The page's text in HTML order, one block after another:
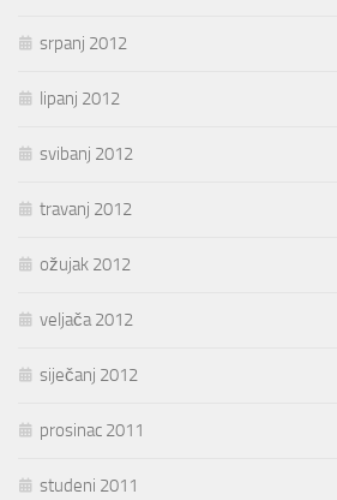
srpanj 2012
lipanj 2012
svibanj 2012
travanj 2012
ožujak 2012
veljača 2012
siječanj 2012
prosinac 2011
studeni 2011